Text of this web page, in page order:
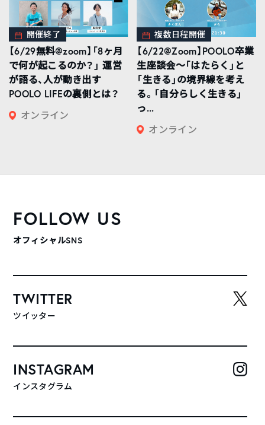
開催終了
【6/29無料@zoom】「8ヶ月
で何が起こるのか？」 運営
が語る、人が動き出す
POOLO LIFEの裏側とは？
オンライン
複数日程開催
【6/22@Zoom】POOLO卒業
生座談会〜「はたらく」と
「生きる」の境界線を考え
る。「自分らしく生きる」
っ...
オンライン
FOLLOW US
オフィシャルSNS
TWITTER
ツイッター
INSTAGRAM
インスタグラム